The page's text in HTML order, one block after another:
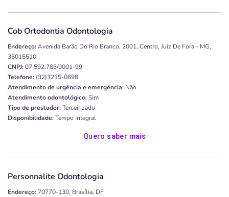
Cob Ortodontia Odontologia
Endereço:Avenida Barão Do Rio Branco, 2001, Centro, Juiz De Fora - MG,
36015510
CNPJ:07.592.783/0001-99
Telefone: (32)3215-0698
Atendimento de urgência e emergência: Não
Atendimento odontológico:Sim
Tipo de prestador:Terceirizado
Disponibilidade:Tempo Integral
Quero saber mais
Personnalite Odontologia
Endereço: 70770-130, Brasília, DF